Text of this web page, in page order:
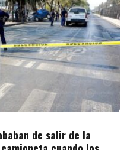
de salir de la